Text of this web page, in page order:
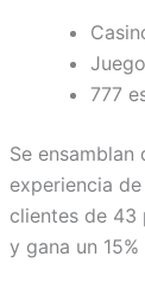
777
Se
experiencia
clientes de 43
y gana un